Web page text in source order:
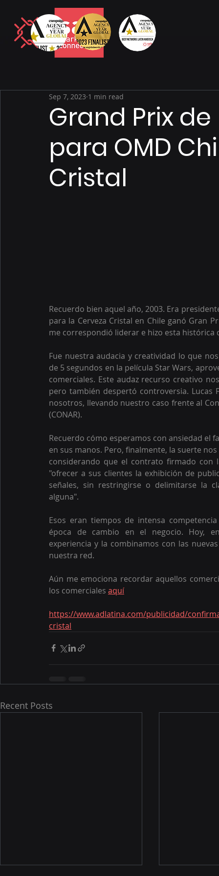
Grand Prix
para OMD
Cristal
Sep 7, 2023 1 min read
Recuerdo bien aquel año, 2003. Era
para la Cerveza Cristal en Chile ganó Gran
me correspondió liderar e hizo esta histórica
Fue nuestra audacia y creatividad lo que
de 5 segundos en la película Star Wars,
comerciales. Este audaz recurso creativo
pero también despertó controversia. Lucas
nosotros, llevando nuestro caso frente al
(CONAR).
Recuerdo cómo esperamos con ansiedad el
en sus manos. Pero, finalmente, la suerte
considerando que el contrato firmado con
"ofrecer a sus clientes la exhibición de
señales, sin restringirse o delimitarse la
alguna".
Esos eran tiempos de intensa
época de cambio en el negocio. Hoy,
experiencia y la combinamos con las
nuestra red.
Aún me emociona recordar aquellos
los comerciales aquí
https://www.adlatina.com/publicidad/
cristal
Recent Posts